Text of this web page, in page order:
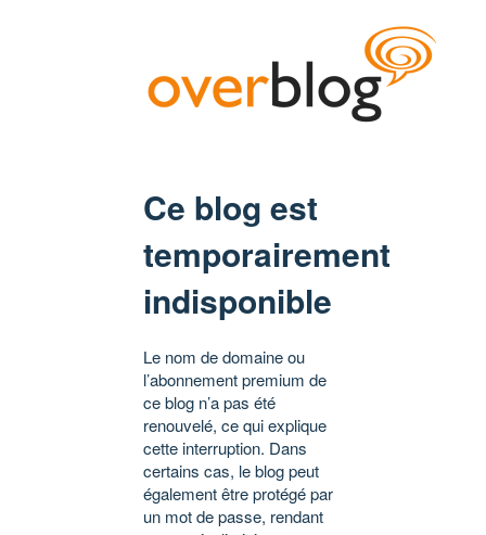
Ce blog est
temporairement
indisponible
Le nom de domaine ou
l’abonnement premium de
ce blog n’a pas été
renouvelé, ce qui explique
cette interruption. Dans
certains cas, le blog peut
également être protégé par
un mot de passe, rendant